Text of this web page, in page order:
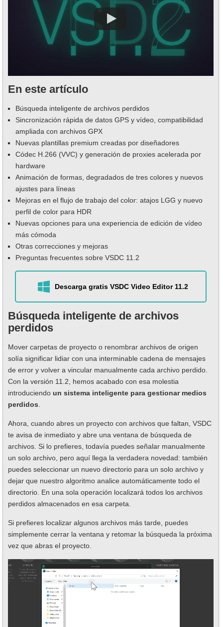
En este artículo
Búsqueda inteligente de archivos perdidos
Sincronización rápida de datos GPS y vídeo, compatibilidad
ampliada con archivos GPX
Nuevas plantillas premium creadas por diseñadores
Códec H.266 (VVC) y generación de proxies acelerada por
hardware
Animación de formas, degradados de tres colores y nuevos
ajustes para líneas
Mejoras en el flujo de trabajo del color: atajos LGG y nuevo
perfil de color para HDR
Nuevas opciones para una experiencia de edición de vídeo
más cómoda
Otras correcciones y mejoras
Preguntas frecuentes sobre VSDC 11.2
Descarga gratis VSDC Video Editor 11.2
Búsqueda inteligente de archivos
perdidos
Mover carpetas de proyecto o renombrar archivos de origen
solía significar lidiar con una interminable cadena de mensajes
de error y volver a vincular manualmente cada archivo perdido.
Con la versión 11.2, hemos acabado con esa molestia
introduciendo un sistema inteligente para gestionar medios
perdidos
Ahora, cuando abres un proyecto con archivos que faltan, VSDC
te avisa de inmediato y abre una ventana de búsqueda de
archivos. Si lo prefieres, todavía puedes señalar manualmente
un solo archivo, pero aquí llega la verdadera novedad: también
puedes seleccionar un nuevo directorio para un solo archivo y
dejar que nuestro algoritmo analice automáticamente todo el
directorio. En una sola operación localizará todos los archivos
perdidos almacenados en esa carpeta.
Si prefieres localizar algunos archivos más tarde, puedes
simplemente cerrar la ventana y retomar la búsqueda la próxima
vez que abras el proyecto.